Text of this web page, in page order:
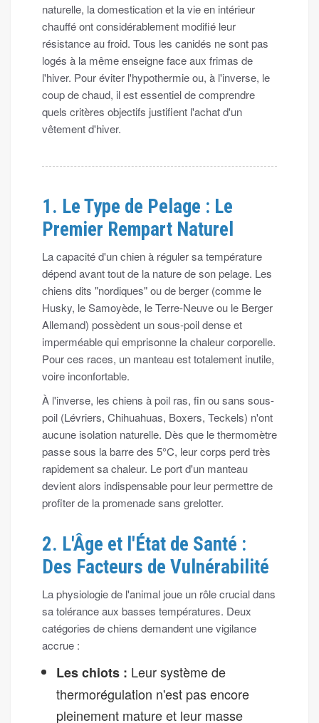
naturelle, la domestication et la vie en intérieur
chauffé ont considérablement modifié leur
résistance au froid. Tous les canidés ne sont pas
logés à la même enseigne face aux frimas de
l'hiver. Pour éviter l'hypothermie ou, à l'inverse, le
coup de chaud, il est essentiel de comprendre
quels critères objectifs justifient l'achat d'un
vêtement d'hiver.
1. Le Type de Pelage : Le
Premier Rempart Naturel
La capacité d'un chien à réguler sa température
dépend avant tout de la nature de son pelage. Les
chiens dits "nordiques" ou de berger (comme le
Husky, le Samoyède, le Terre-Neuve ou le Berger
Allemand) possèdent un sous-poil dense et
imperméable qui emprisonne la chaleur corporelle.
Pour ces races, un manteau est totalement inutile,
voire inconfortable.
À l'inverse, les chiens à poil ras, fin ou sans sous-
poil (Lévriers, Chihuahuas, Boxers, Teckels) n'ont
aucune isolation naturelle. Dès que le thermomètre
passe sous la barre des 5°C, leur corps perd très
rapidement sa chaleur. Le port d'un manteau
devient alors indispensable pour leur permettre de
profiter de la promenade sans grelotter.
2. L'Âge et l'État de Santé :
Des Facteurs de Vulnérabilité
La physiologie de l'animal joue un rôle crucial dans
sa tolérance aux basses températures. Deux
catégories de chiens demandent une vigilance
accrue :
Les chiots : Leur système de
thermorégulation n'est pas encore
pleinement mature et leur masse